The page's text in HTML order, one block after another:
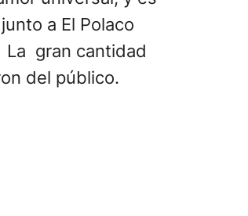
a El Polaco
La gran cantidad
del público.